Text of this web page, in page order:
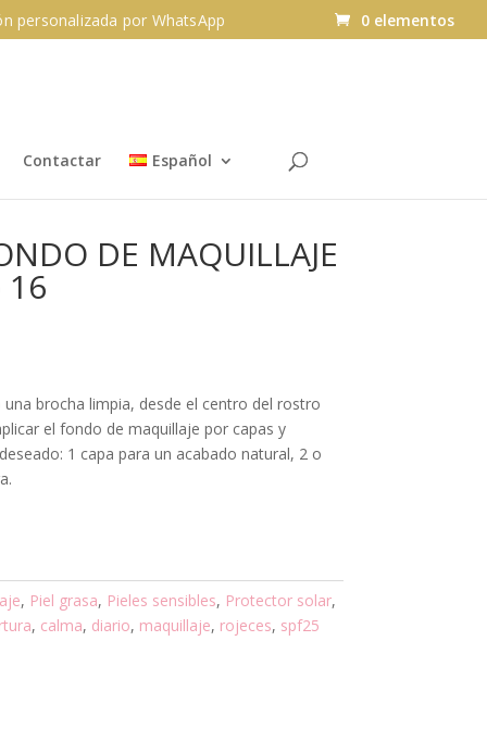
personalizada por WhatsApp 0 elementos
Contactar Español
DE MAQUILLAJE
16
brocha limpia, desde el centro del rostro
el fondo de maquillaje por capas y
1 capa para un acabado natural, 2 o
, Piel grasa, Pieles sensibles, Protector solar,
, calma, diario, maquillaje, rojeces, spf25